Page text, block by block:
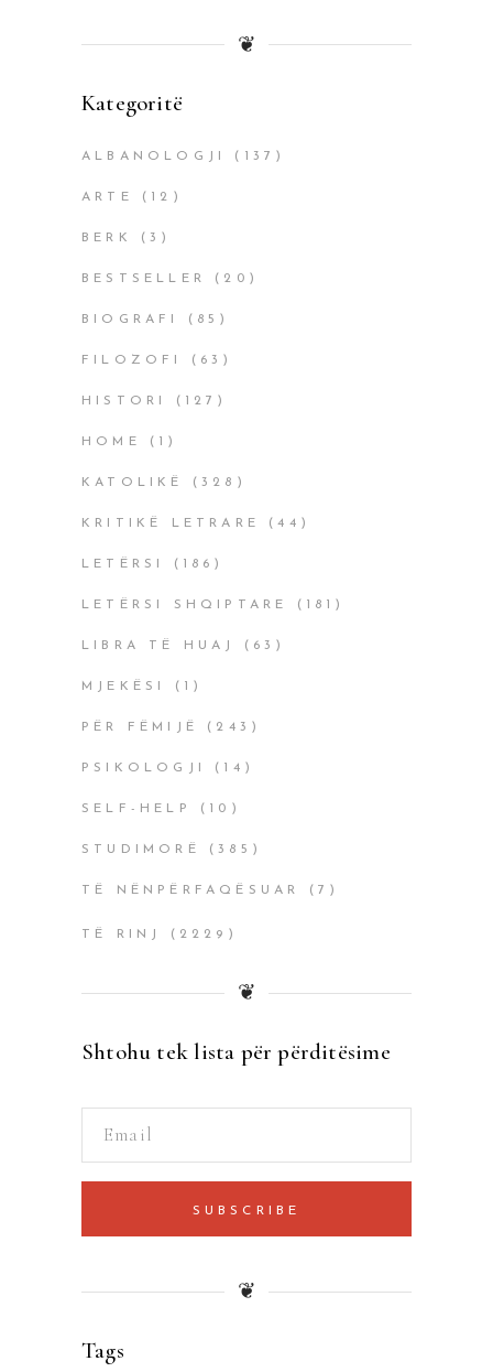
❦
Kategoritë
ALBANOLOGJI (137)
ARTE (12)
BERK (3)
BESTSELLER (20)
BIOGRAFI (85)
FILOZOFI (63)
HISTORI (127)
HOME (1)
KATOLIKË (328)
KRITIKË LETRARE (44)
LETËRSI (186)
LETËRSI SHQIPTARE (181)
LIBRA TË HUAJ (63)
MJEKËSI (1)
PËR FËMIJË (243)
PSIKOLOGJI (14)
SELF-HELP (10)
STUDIMORË (385)
TË NËNPËRFAQËSUAR (7)
TË RINJ (2229)
❦
Shtohu tek lista për përditësime
SUBSCRIBE
❦
Tags